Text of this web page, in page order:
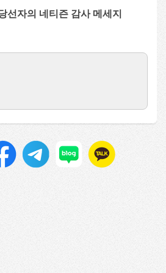
선자의 네티즌 감사 메세지